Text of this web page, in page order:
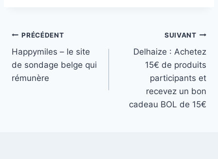
Navigation
de
l’article
PRÉCÉDENT
Happymiles – le site
de sondage belge qui
rémunère
SUIVANT
Delhaize : Achetez
15€ de produits
participants et
recevez un bon
cadeau BOL de 15€